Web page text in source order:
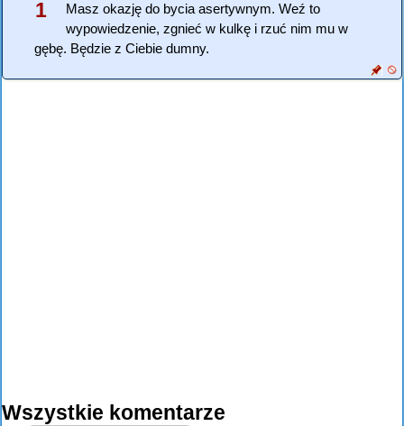
1
Masz okazję do bycia asertywnym. Weź to
wypowiedzenie, zgnieć w kulkę i rzuć nim mu w
gębę. Będzie z Ciebie dumny.
Wszystkie komentarze